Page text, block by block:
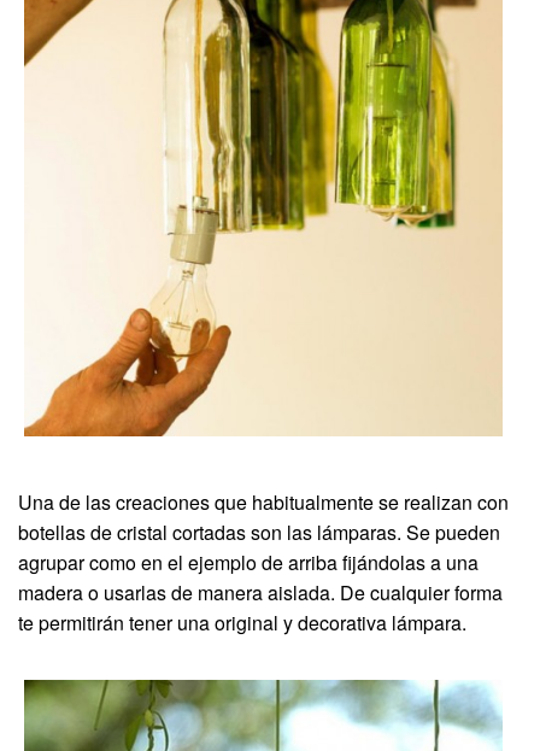
Una de las creaciones que habitualmente se realizan con
botellas de cristal cortadas son las lámparas. Se pueden
agrupar como en el ejemplo de arriba fijándolas a una
madera o usarlas de manera aislada. De cualquier forma
te permitirán tener una original y decorativa lámpara.